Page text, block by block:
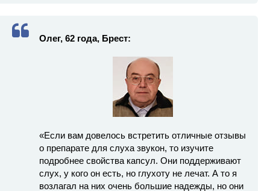
Олег, 62 года, Брест:
«Если вам довелось встретить отличные отзывы
о препарате для слуха звукон, то изучите
подробнее свойства капсул. Они поддерживают
слух, у кого он есть, но глухоту не лечат. А то я
возлагал на них очень большие надежды, но они